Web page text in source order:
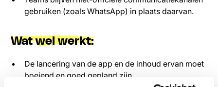
gebruiken (zoals WhatsApp) in plaats daarvan.
Wat wel werkt:
De lancering van de app en de inhoud ervan moet
boeiend en goed gepland zijn.